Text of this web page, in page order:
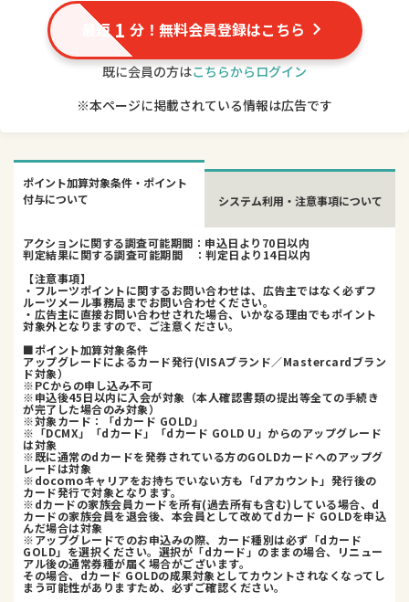
最短 1 分！無料会員登録はこちら
既に会員の方はこちらからログイン
※本ページに掲載されている情報は広告です
ポイント加算対象条件・ポイント
付与について
システム利用・注意事項について
アクションに関する調査可能期間：申込日より70日以内
判定結果に関する調査可能期間 ：判定日より14日以内
【注意事項】
・フルーツポイントに関するお問い合わせは、広告主ではなく必ずフ
ルーツメール事務局までお問い合わせください。
・広告主に直接お問い合わせされた場合、いかなる理由でもポイント
対象外となりますので、ご注意ください。
■ポイント加算対象条件
アップグレードによるカード発行(VISAブランド／Mastercardブラン
ド対象）
※PCからの申し込み不可
※申込後45日以内に入会が対象（本人確認書類の提出等全ての手続き
が完了した場合のみ対象）
※対象カード：「dカード GOLD」
※「DCMX」「dカード」「dカード GOLD U」からのアップグレード
は対象
※既に通常のdカードを発券されている方のGOLDカードへのアップグ
レードは対象
※docomoキャリアをお持ちでいない方も「dアカウント」発行後の
カード発行で対象となります。
※dカードの家族会員カードを所有(過去所有も含む)している場合、d
カードの家族会員を退会後、本会員として改めてdカード GOLDを申込
んだ場合は対象
※アップグレードでのお申込みの際、カード種別は必ず「dカード
GOLD」を選択ください。選択が「dカード」のままの場合、リニュー
アル後の通常券種が届く場合がございます。
その場合、dカード GOLDの成果対象としてカウントされなくなってし
まう可能性がありますため、必ずご確認ください。